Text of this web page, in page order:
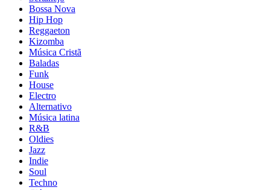
Bossa Nova
Hip Hop
Reggaeton
Kizomba
Música Cristã
Baladas
Funk
House
Electro
Alternativo
Música latina
R&B
Oldies
Jazz
Indie
Soul
Techno